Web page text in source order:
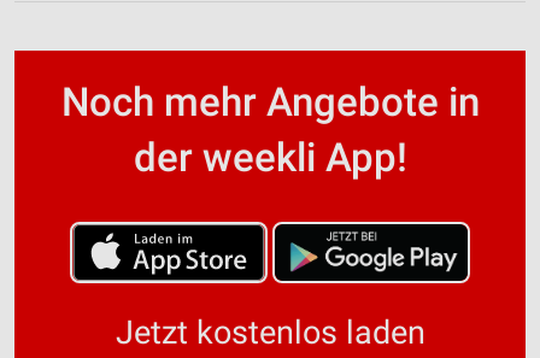
Noch mehr Angebote in
der weekli App!
Jetzt kostenlos laden